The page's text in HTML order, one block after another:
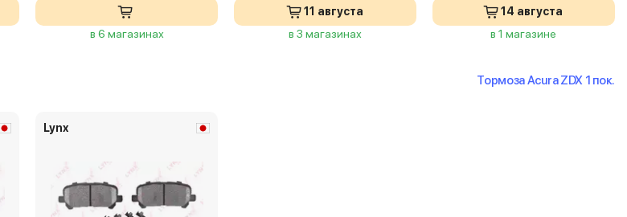
в 6 магазинах
11 августа
в 3 магазинах
14 августа
в 1 магазине
Тормоза Acura ZDX 1 пок.
Lynx